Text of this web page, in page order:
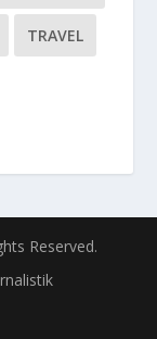
TRAVEL
Reserved.